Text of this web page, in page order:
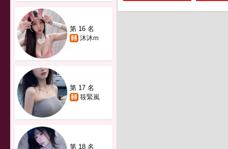
第 16 名
沐沐m
第 17 名
筱緊嵐
第 18 名